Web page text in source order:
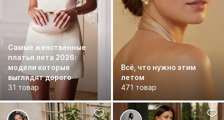
Самые женственные
платья лета 2026:
модели которые
выглядят дорого
31 товар
Всё, что нужно этим
летом
471 товар